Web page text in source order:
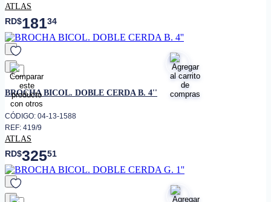
ATLAS
RD$18134
favorito
BROCHA BICOL. DOBLE CERDA B. 4''
CÓDIGO: 04-13-1588
REF: 419/9
ATLAS
RD$32551